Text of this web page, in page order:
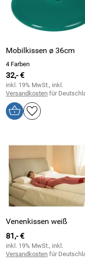
Mobilkissen ø 36cm
4 Farben
32,- €
inkl. 19% MwSt., inkl.
Versandkosten für
Venenkissen weiß
81,- €
inkl. 19% MwSt., inkl.
Versandkosten für